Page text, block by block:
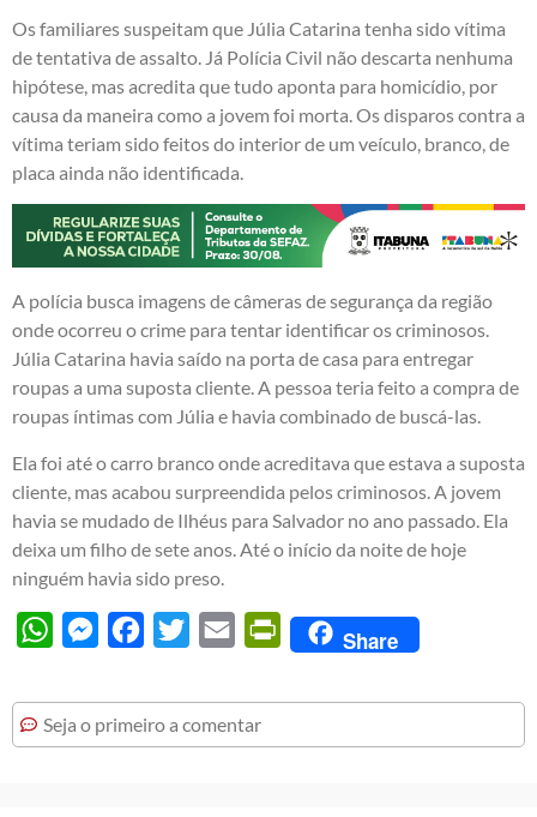
Os familiares suspeitam que Júlia Catarina tenha sido vítima
de tentativa de assalto. Já Polícia Civil não descarta nenhuma
hipótese, mas acredita que tudo aponta para homicídio, por
causa da maneira como a jovem foi morta. Os disparos contra a
vítima teriam sido feitos do interior de um veículo, branco, de
placa ainda não identificada.
A polícia busca imagens de câmeras de segurança da região
onde ocorreu o crime para tentar identificar os criminosos.
Júlia Catarina havia saído na porta de casa para entregar
roupas a uma suposta cliente. A pessoa teria feito a compra de
roupas íntimas com Júlia e havia combinado de buscá-las.
Ela foi até o carro branco onde acreditava que estava a suposta
cliente, mas acabou surpreendida pelos criminosos. A jovem
havia se mudado de Ilhéus para Salvador no ano passado. Ela
deixa um filho de sete anos. Até o início da noite de hoje
ninguém havia sido preso.
WhatsAppMessengerFacebook
Twitter Email PrintFriendly
Share
Seja o primeiro a comentar